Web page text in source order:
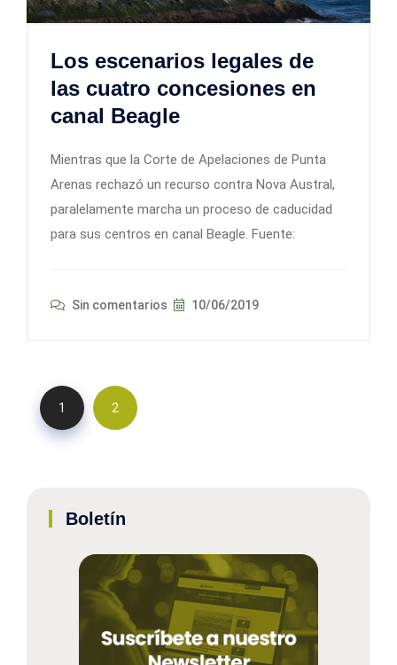
Los escenarios legales de
las cuatro concesiones en
canal Beagle
Mientras que la Corte de Apelaciones de Punta
Arenas rechazó un recurso contra Nova Austral,
paralelamente marcha un proceso de caducidad
para sus centros en canal Beagle. Fuente:
Sin comentarios 10/06/2019
1 2
Boletín